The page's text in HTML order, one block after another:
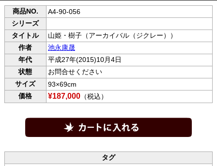
商品NO.
A4-90-056
シリーズ
タイトル
山姫・樹子（アーカイバル（ジクレー））
作者
池永康晟
年代
平成27年(2015)10月4日
状態
お問合せください
サイズ
93×69cm
価格
¥187,000（税込）
タグ